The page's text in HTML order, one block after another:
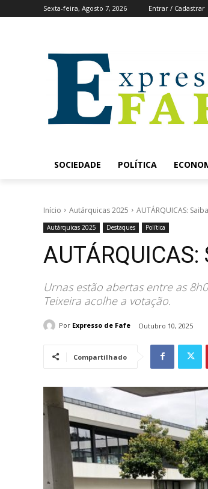
Sexta-feira, Agosto 7, 2026 Entrar / Cadastrar
SOCIEDADE POLÍTICA
Início Autárquicas 2025 AUTÁRQUICAS:
Autárquicas 2025 Destaques Política
Urnas estão abertas entre as
Teixeira acolhe a votação.
Por Expresso de Fafe Outubro 10, 2025
Compartilhado